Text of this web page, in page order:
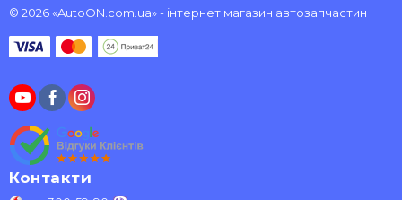
© 2026 «AutoON.com.ua» - інтернет магазин автозапчастин
Контакти